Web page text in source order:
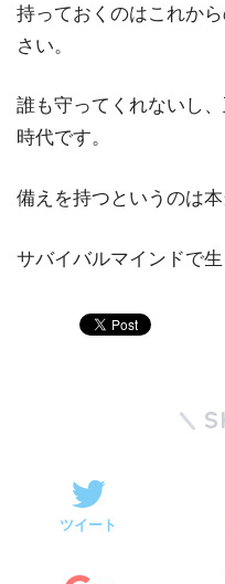
持っておくのはこれか
さい。
誰も守ってくれないし
時代です。
備えを持つというのは本
サバイバルマインドで生
ツイート